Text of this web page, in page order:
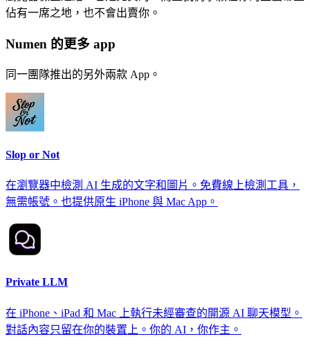
佔有一席之地，也不會出賣你。
Numen 的更多 app
同一團隊推出的另外兩款 App。
Slop or Not
在瀏覽器中檢測 AI 生成的文字和圖片。免費線上檢測工具，
無需帳號。也提供原生 iPhone 與 Mac App。
Private LLM
在 iPhone、iPad 和 Mac 上執行未經審查的開源 AI 聊天模型。
對話內容只留在你的裝置上。你的 AI，你作主。